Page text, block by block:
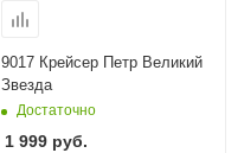
9017 Крейсер Петр Великий
Звезда
Достаточно
1 999 руб.